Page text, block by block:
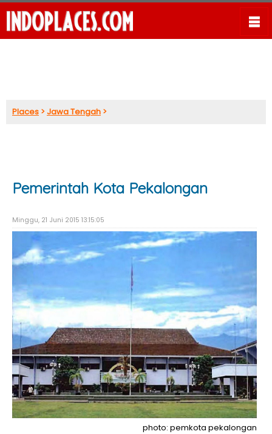
Places >Jawa Tengah >
Pemerintah Kota Pekalongan
Minggu, 21 Juni 2015 13:15:05
photo: pemkota pekalongan